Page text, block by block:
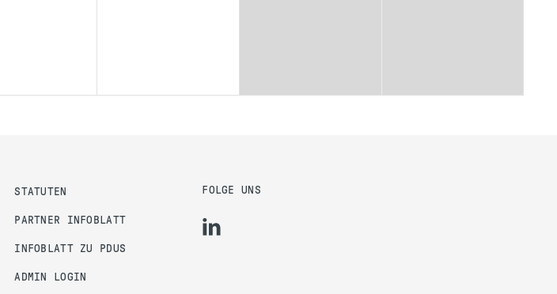
STATUTEN
PARTNER INFOBLATT
INFOBLATT ZU PDUS
ADMIN LOGIN
FOLGE UNS